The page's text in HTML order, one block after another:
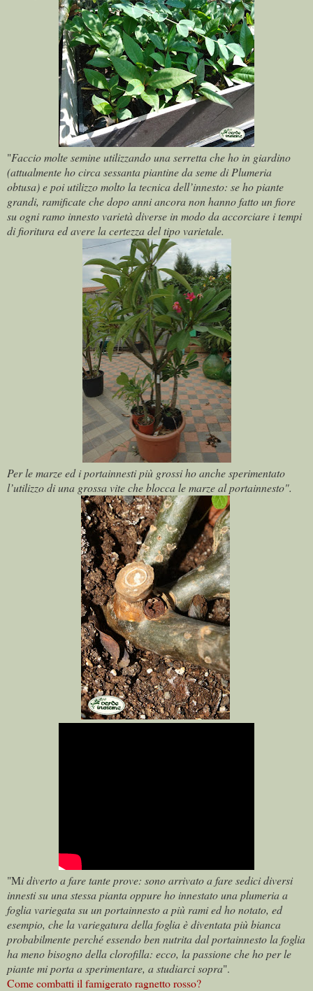
"Faccio molte semine utilizzando una serretta che ho in giardino
(attualmente ho circa sessanta piantine da seme di Plumeria
obtusa) e poi utilizzo molto la tecnica dell’innesto: se ho piante
grandi, ramificate che dopo anni ancora non hanno fatto un fiore
su ogni ramo innesto varietà diverse in modo da accorciare i tempi
di fioritura ed avere la certezza del tipo varietale.
Per le marze ed i portainnesti più grossi ho anche sperimentato
l’utilizzo di una grossa vite che blocca le marze al portainnesto".
"Mi diverto a fare tante prove: sono arrivato a fare sedici diversi
innesti su una stessa pianta oppure ho innestato una plumeria a
foglia variegata su un portainnesto a più rami ed ho notato, ed
esempio, che la variegatura della foglia è diventata più bianca
probabilmente perché essendo ben nutrita dal portainnesto la foglia
ha meno bisogno della clorofilla: ecco, la passione che ho per le
piante mi porta a sperimentare, a studiarci sopra".
Come combatti il famigerato ragnetto rosso?